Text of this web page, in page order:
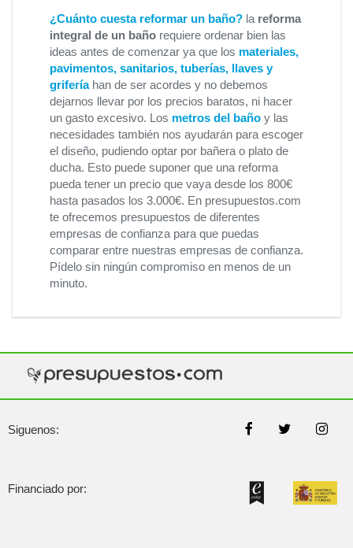
¿Cuánto cuesta reformar un baño? la reforma
integral de un baño requiere ordenar bien las
ideas antes de comenzar ya que los materiales,
pavimentos, sanitarios, tuberías, llaves y
grifería han de ser acordes y no debemos
dejarnos llevar por los precios baratos, ni hacer
un gasto excesivo. Los metros del baño y las
necesidades también nos ayudarán para escoger
el diseño, pudiendo optar por bañera o plato de
ducha. Esto puede suponer que una reforma
pueda tener un precio que vaya desde los 800€
hasta pasados los 3.000€. En presupuestos.com
te ofrecemos presupuestos de diferentes
empresas de confianza para que puedas
comparar entre nuestras empresas de confianza.
Pídelo sin ningún compromiso en menos de un
minuto.
Siguenos:
Financiado por: